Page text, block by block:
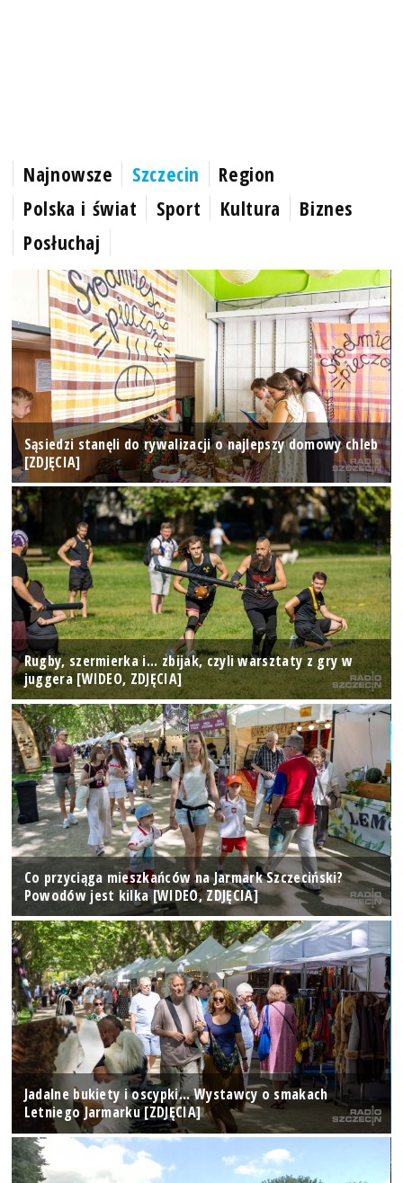
Najnowsze Szczecin
Region
Polska i świat
Sport Kultura
Biznes
Posłuchaj
Sąsiedzi stanęli do rywalizacji o najlepszy domowy chleb
[ZDJĘCIA]
Rugby, szermierka i... zbijak, czyli warsztaty z gry w
juggera [WIDEO, ZDJĘCIA]
Co przyciąga mieszkańców na Jarmark Szczeciński?
Powodów jest kilka [WIDEO, ZDJĘCIA]
Jadalne bukiety i oscypki... Wystawcy o smakach
Letniego Jarmarku [ZDJĘCIA]